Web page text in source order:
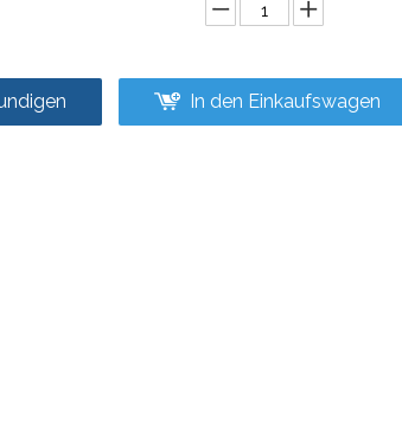
In den Einkaufswagen